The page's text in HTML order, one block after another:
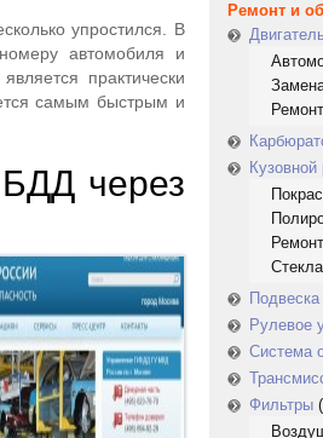
упростился. В
автомобиля и
практически
самым быстрым и
через
Ремонт и
Двигатель
Ремонт
Кузовной
Ремонт
Стекла
Подвеска
Рулевое
Система
Фильтры